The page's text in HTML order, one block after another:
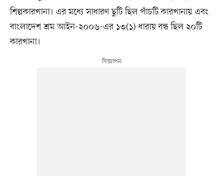
শিল্পকারখানা। এর মধ্যে সাধারণ ছুটি ছিল পাঁচটি কারখানায় এবং
বাংলাদেশ শ্রম আইন-২০০৬-এর ১৩(১) ধারায় বন্ধ ছিল ২০টি
কারখানা।